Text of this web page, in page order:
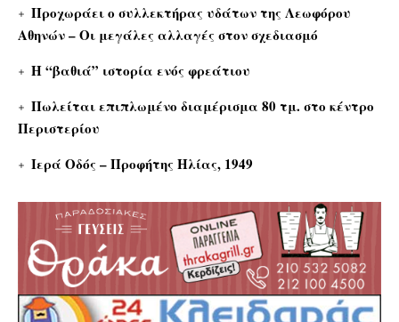
Προχωράει ο συλλεκτήρας υδάτων της Λεωφόρου
Αθηνών – Οι μεγάλες αλλαγές στον σχεδιασμό
Η “βαθιά” ιστορία ενός φρεάτιου
Πωλείται επιπλωμένο διαμέρισμα 80 τμ. στο κέντρο
Περιστερίου
Ιερά Οδός – Προφήτης Ηλίας, 1949